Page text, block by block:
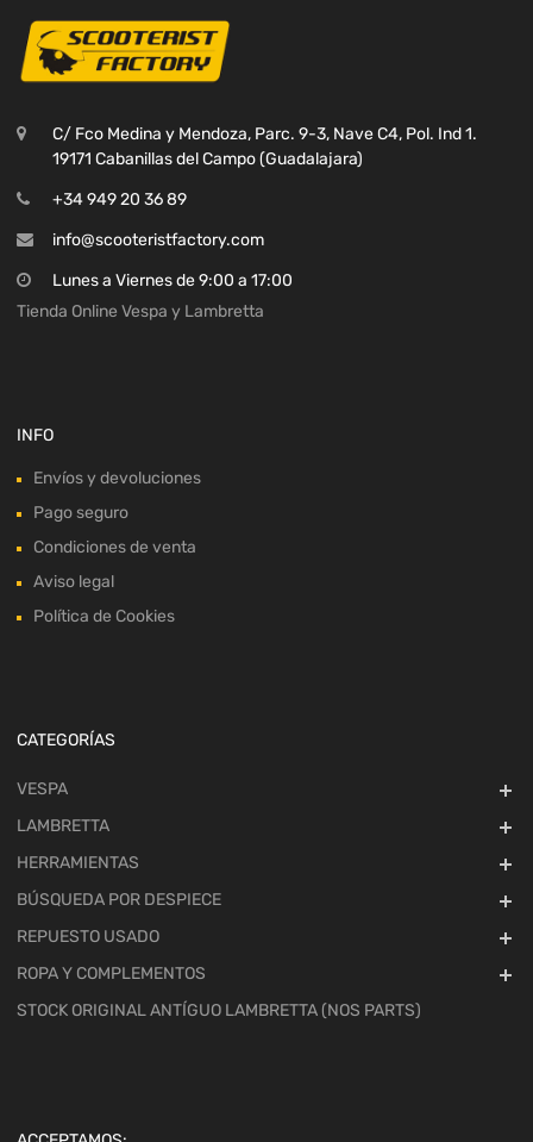
C/ Fco Medina y Mendoza, Parc. 9-3, Nave C4, Pol. Ind 1.
19171 Cabanillas del Campo (Guadalajara)
+34 949 20 36 89
info@scooteristfactory.com
Lunes a Viernes de 9:00 a 17:00
Tienda Online Vespa y Lambretta
INFO
Envíos y devoluciones
Pago seguro
Condiciones de venta
Aviso legal
Política de Cookies
CATEGORÍAS
VESPA
LAMBRETTA
HERRAMIENTAS
BÚSQUEDA POR DESPIECE
REPUESTO USADO
ROPA Y COMPLEMENTOS
STOCK ORIGINAL ANTÍGUO LAMBRETTA (NOS PARTS)